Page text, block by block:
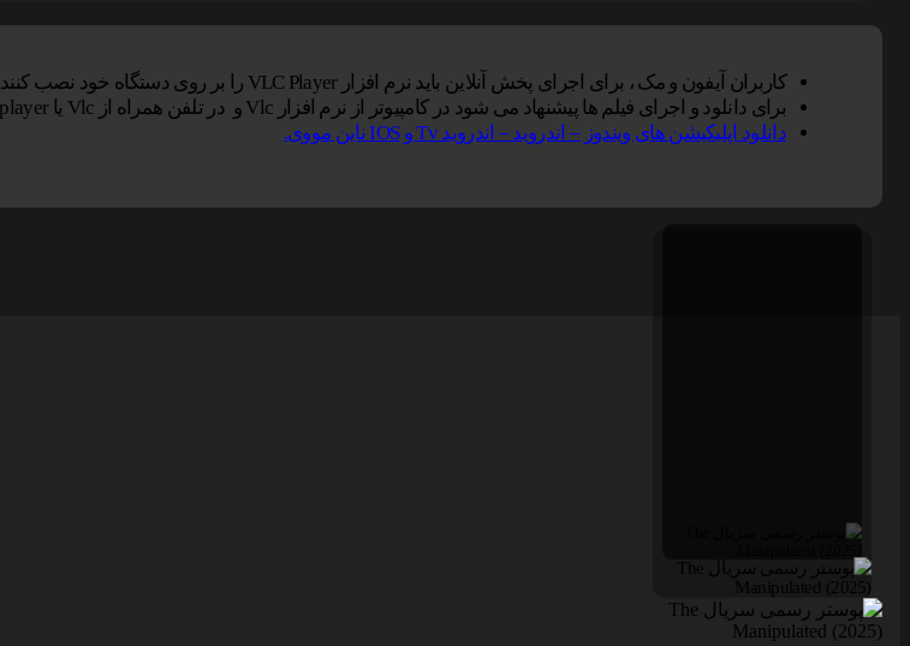
کاربران آیفون و مک ، برای اجرای پخش آنلاین باید نرم افزار VLC Player را بر روی دستگاه خود نصب کنند, سپس گزینه پخش آنلاین را در مرورگر سافاری انتخاب نمایید.
برای دانلود و اجرای فیلم ها پیشنهاد می شود در کامپیوتر از نرم افزار Vlc و در تلفن همراه از Vlc یا Mxplayer و یا KmPlayer استفاده کنید.
دانلود اپلیکیشن های ویندوز – اندروید – اندروید Tv و IOS ناین مووی.